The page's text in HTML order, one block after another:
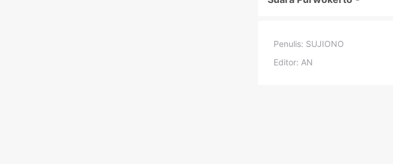
Penulis: SUJIONO
Editor: AN